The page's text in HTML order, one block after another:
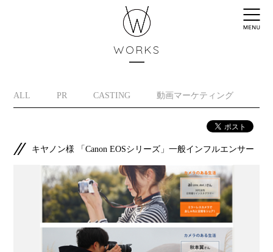
WORKS
ALL PR CASTING 動画マーケティング
キヤノン様 「Canon EOSシリーズ」一般インフルエンサー